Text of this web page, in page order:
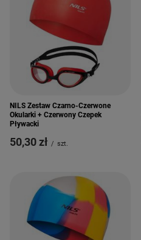
NILS Zestaw Czarno-Czerwone
Okularki + Czerwony Czepek
Pływacki
50,30 zł / szt.